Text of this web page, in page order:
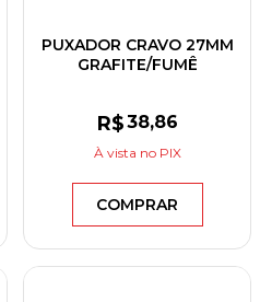
PUXADOR CRAVO 27MM
GRAFITE/FUMÊ
R$38,86
À vista no PIX
COMPRAR